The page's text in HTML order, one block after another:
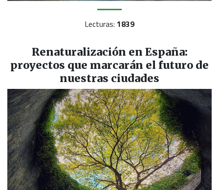
Lecturas: 1839
Renaturalización en España:
proyectos que marcarán el futuro de
nuestras ciudades